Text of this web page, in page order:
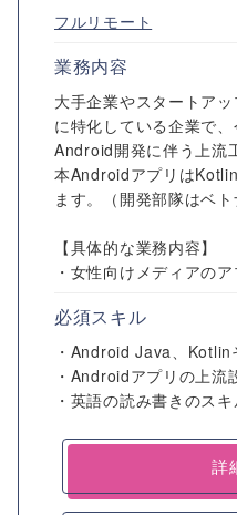
フルリモート
業務内容
大手企業やスタートア
に特化している企業で
Android開発に伴う上流
本Androidアプリは
ます。（開発部隊はベト
【具体的な業務内容】
・女性向けメディアの
必須スキル
・Android Java、
・Androidアプリの上流
・英語の読み書きのス
詳